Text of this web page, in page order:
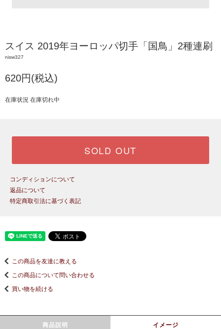
スイス 2019年ヨーロッパ切手「国鳥」2種連刷
nisw327
620円(税込)
在庫状況 在庫切れ中
SOLD OUT
コンディションについて
返品について
特定商取引法に基づく表記
この商品を友達に教える
この商品について問い合わせる
買い物を続ける
商品説明 イメージ